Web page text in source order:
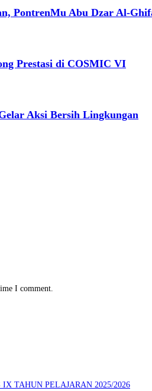
PontrenMu Abu Dzar Al-
Prestasi di COSMIC VI
Aksi Bersih Lingkungan
I comment.
TAHUN PELAJARAN 2025/2026